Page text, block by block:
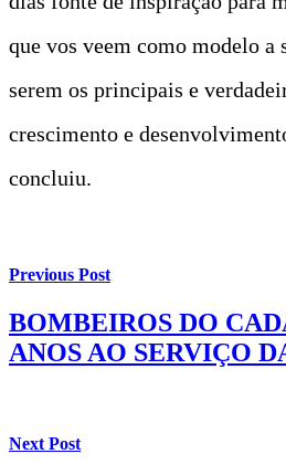
que vos veem como modelo a
serem os principais e
crescimento e
concluiu.
Previous Post
BOMBEIROS DO
ANOS AO SERVIÇO
Next Post